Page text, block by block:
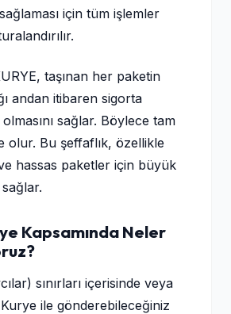
için tüm işlemler
taşınan her paketin
andan itibaren sigorta
olmasını sağlar. Böylece tam
olur. Bu şeffaflık, özellikle
hassas paketler için büyük
Kapsamında Neler
sınırları içerisinde veya
Kurye ile gönderebileceğiniz